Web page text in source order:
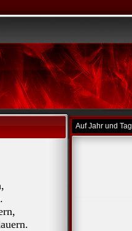
Auf Jahr und Tag